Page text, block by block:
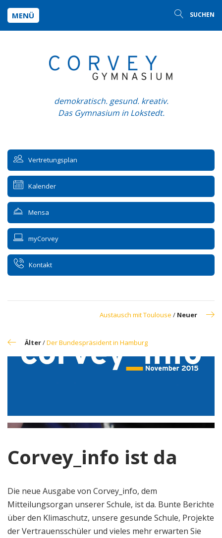
MENÜ SUCHEN
demokratisch. gesund. kreativ.
Das Gymnasium in Lokstedt.
Vertretungsplan
Kalender
Mensa
myCorvey
Kontakt
Austausch mit Toulouse / Neuer
Älter/Der Bundespräsident in Hamburg
Corvey_info ist da
Die neue Ausgabe von Corvey_info, dem
Mitteilungsorgan unserer Schule, ist da. Bunte Berichte
über den Klimaschutz, unsere gesunde Schule, Projekte
der Vertrauensschüler und vieles mehr erwarten Sie